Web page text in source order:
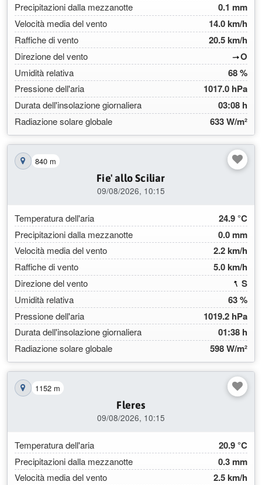
Precipitazioni dalla mezzanotte 0.1 mm
Velocità media del vento 14.0 km/h
Raffiche di vento 20.5 km/h
Direzione del vento O
Umidità relativa
68 %
Pressione dell'aria 1017.0 hPa
Durata dell'insolazione giornaliera 03:08 h
Radiazione solare globale 633 W/m²
Mostra la stazione sulla mappa
840 m
Fie' allo Sciliar
09/08/2026, 10:15
Temperatura dell'aria 24.9 °C
Precipitazioni dalla mezzanotte 0.0 mm
Velocità media del vento 2.2 km/h
Raffiche di vento 5.0 km/h
Direzione del vento S
Umidità relativa
63 %
Pressione dell'aria 1019.2 hPa
Durata dell'insolazione giornaliera 01:38 h
Radiazione solare globale 598 W/m²
Mostra la stazione sulla mappa
1152 m
Fleres
09/08/2026, 10:15
Temperatura dell'aria 20.9 °C
Precipitazioni dalla mezzanotte 0.3 mm
Velocità media del vento 2.5 km/h